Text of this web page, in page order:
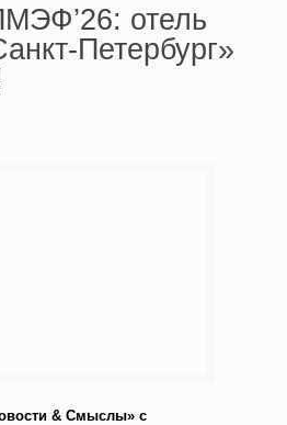
отель
Петербург»
& Смыслы» с